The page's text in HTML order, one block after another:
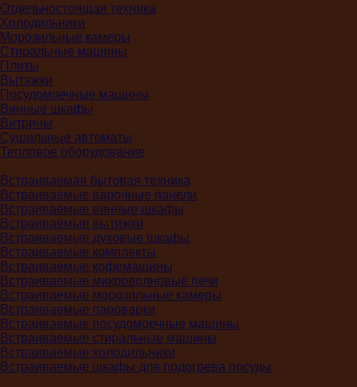
Отдельностоящая техника
Холодильники
Морозильные камеры
Стиральные машины
Плиты
Вытяжки
Посудомоечные машины
Винные шкафы
Витрины
Сушильные автоматы
Тепловое оборудование
Встраиваемая бытовая техника
Встраиваемые варочные панели
Встраиваемые винные шкафы
Встраиваемые вытяжки
Встраиваемые духовые шкафы
Встраиваемые комплекты
Встраиваемые кофемашины
Встраиваемые микроволновые печи
Встраиваемые морозильные камеры
Встраиваемые пароварки
Встраиваемые посудомоечные машины
Встраиваемые стиральные машины
Встраиваемые холодильники
Встраиваемые шкафы для подогрева посуды